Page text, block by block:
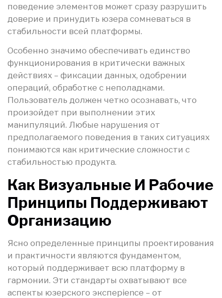
поведение элементов может сразу разрушить
доверие и принудить юзера сомневаться в
стабильности всей платформы.
Особенно значимо обеспечивать единство
функционирования в критически важных
действиях – фиксации данных, одобрении
операций, обработке с неполадками.
Пользователь должен четко осознавать, что
произойдет при выполнении этих
манипуляций. Любые нарушения от
предполагаемого поведения в таких ситуациях
понимаются как критические сложности с
стабильностью продукта.
Как Визуальные И Рабочие
Принципы Поддерживают
Организацию
Ясно определенные принципы проектирования
и практичности являются фундаментом,
который поддерживает всю платформу в
гармонии. Эти стандарты охватывают все
аспекты юзерского эксперience – от